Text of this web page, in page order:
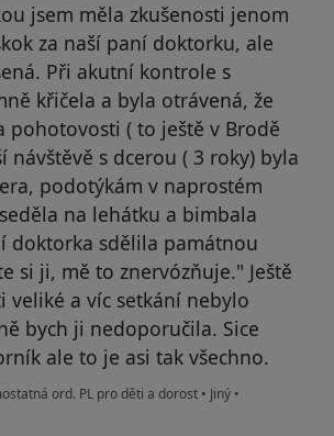
jsem měla zkušenosti jenom
za naší paní doktorku, ale
Při akutní kontrole s
křičela a byla otrávená, že
pohotovosti ( to ještě v Brodě
návštěvě s dcerou ( 3 roky) byla
podotýkám v naprostém
na lehátku a bimbala
doktorka sdělila památnou
si ji, mě to znervózňuje." Ještě
veliké a víc setkání nebylo
bych ji nedoporučila. Sice
ale to je asi tak všechno.
ord. PL pro děti a dorost • Jiný •